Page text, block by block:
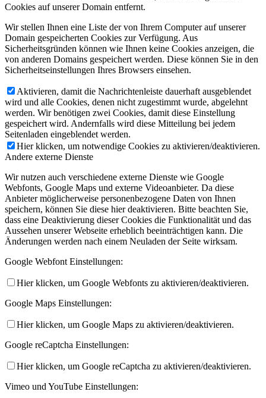
Cookies auf unserer Domain entfernt.
Wir stellen Ihnen eine Liste der von Ihrem Computer auf unserer
Domain gespeicherten Cookies zur Verfügung. Aus
Sicherheitsgründen können wie Ihnen keine Cookies anzeigen, die
von anderen Domains gespeichert werden. Diese können Sie in den
Sicherheitseinstellungen Ihres Browsers einsehen.
Aktivieren, damit die Nachrichtenleiste dauerhaft ausgeblendet
wird und alle Cookies, denen nicht zugestimmt wurde, abgelehnt
werden. Wir benötigen zwei Cookies, damit diese Einstellung
gespeichert wird. Andernfalls wird diese Mitteilung bei jedem
Seitenladen eingeblendet werden.
Hier klicken, um notwendige Cookies zu aktivieren/deaktivieren.
Andere externe Dienste
Wir nutzen auch verschiedene externe Dienste wie Google
Webfonts, Google Maps und externe Videoanbieter. Da diese
Anbieter möglicherweise personenbezogene Daten von Ihnen
speichern, können Sie diese hier deaktivieren. Bitte beachten Sie,
dass eine Deaktivierung dieser Cookies die Funktionalität und das
Aussehen unserer Webseite erheblich beeinträchtigen kann. Die
Änderungen werden nach einem Neuladen der Seite wirksam.
Google Webfont Einstellungen:
Hier klicken, um Google Webfonts zu aktivieren/deaktivieren.
Google Maps Einstellungen:
Hier klicken, um Google Maps zu aktivieren/deaktivieren.
Google reCaptcha Einstellungen:
Hier klicken, um Google reCaptcha zu aktivieren/deaktivieren.
Vimeo und YouTube Einstellungen: